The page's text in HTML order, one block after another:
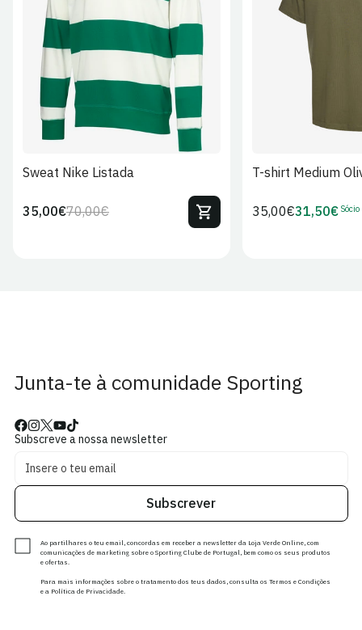
S XL 2XL
Sweat Nike Listada
Preço
70,00€Preço
35,00€
T-shirt Medium
Preço
35,00€Preço
31,50€ Sócio
Junta-te à comunidade Sporting
Subscreve a nossa newsletter
Subscrever
Ao partilhares o teu email, concordas em receber a newsletter da Loja Verde Online, com
comunicações de marketing sobre o Sporting Clube de Portugal, bem como os seus produtos
e ofertas.
Para mais informações sobre o tratamento dos teus dados, consulta os Termos e Condições
e a Política de Privacidade.